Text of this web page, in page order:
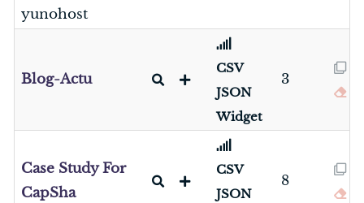
yunohost
Blog-Actu
CSV
JSON
Widget
3
Case Study For
CapSha
CSV
JSON
8